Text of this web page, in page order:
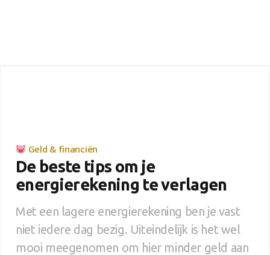
Geld & financiën
De beste tips om je
energierekening te verlagen
Met een lagere energierekening ben je vast
niet iedere dag bezig. Uiteindelijk is het wel
mooi meegenomen om hier minder geld aan